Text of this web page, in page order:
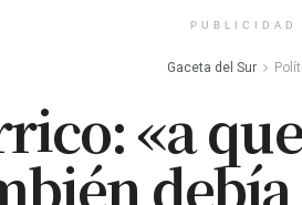
PUBLICIDAD
Gaceta del Sur
«a